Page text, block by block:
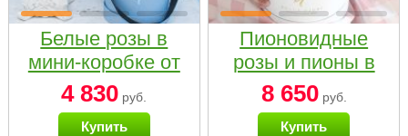
Белые розы в
мини-коробке от
Bella Fiori
4 830 руб.
Купить
Пионовидные
розы и пионы в
белой коробке
Small
8 650руб.
Купить